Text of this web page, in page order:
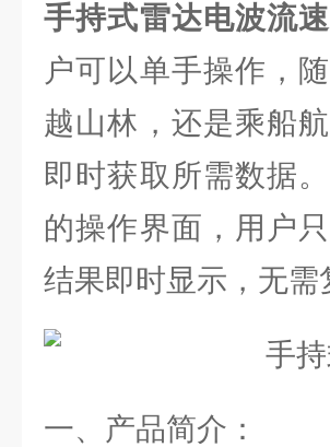
手持式雷达电波流
户可以单手操作，
越山林，还是乘船
即时获取所需数据
的操作界面，用户
结果即时显示，无
一、产品简介：